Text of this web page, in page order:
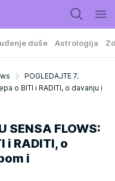
duše Astrologija
POGLEDAJTE 7.
o BITI i RADITI, o davanju i
SENSA FLOWS:
i RADITI, o
i